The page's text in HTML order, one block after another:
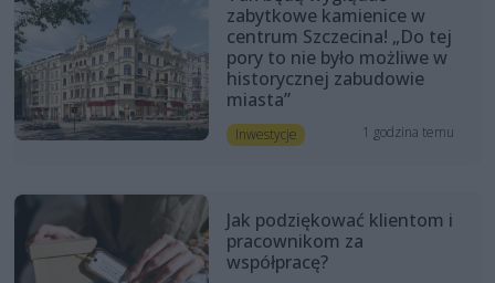
zabytkowe kamienice w
centrum Szczecina! „Do tej
pory to nie było możliwe w
historycznej zabudowie
miasta”
Inwestycje 1 godzina temu
Jak podziękować klientom i
pracownikom za
współpracę?